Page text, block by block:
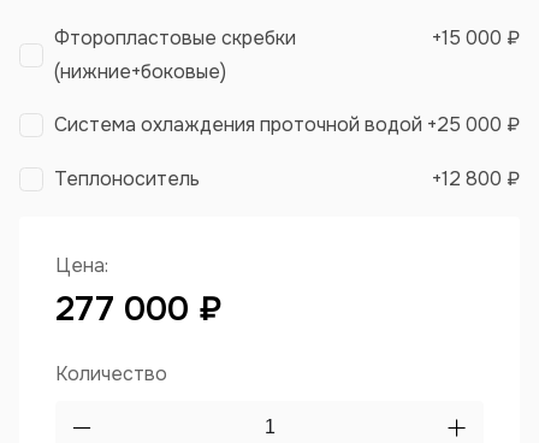
Фторопластовые скребки
(нижние+боковые)
+15 000 ₽
Система охлаждения проточной водой +25 000 ₽
Теплоноситель +12 800 ₽
Цена:
277 000 ₽
Количество